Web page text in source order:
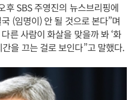
후 SBS 주영진의 뉴스브리핑에
(임명이) 안 될 것으로 본다”며
른 사람이 화살을 맞을까 봐 ‘화
을 끄는 걸로 보인다”고 말했다.